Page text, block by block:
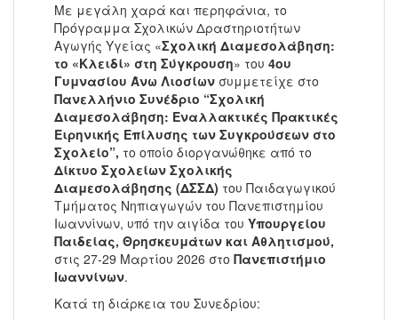
Με μεγάλη χαρά και περηφάνια, το
Πρόγραμμα Σχολικών Δραστηριοτήτων
Αγωγής Υγείας «Σχολική Διαμεσολάβηση:
το «Κλειδί» στη Σύγκρουση» του 4ου
Γυμνασίου Άνω Λιοσίων συμμετείχε στο
Πανελλήνιο Συνέδριο “Σχολική
Διαμεσολάβηση: Εναλλακτικές Πρακτικές
Ειρηνικής Επίλυσης των Συγκρούσεων στο
Σχολείο”, το οποίο διοργανώθηκε από το
Δίκτυο Σχολείων Σχολικής
Διαμεσολάβησης (ΔΣΣΔ) του Παιδαγωγικού
Τμήματος Νηπιαγωγών του Πανεπιστημίου
Ιωαννίνων, υπό την αιγίδα του Υπουργείου
Παιδείας, Θρησκευμάτων και Αθλητισμού,
στις 27-29 Μαρτίου 2026 στο Πανεπιστήμιο
Ιωαννίνων.
Κατά τη διάρκεια του Συνεδρίου: